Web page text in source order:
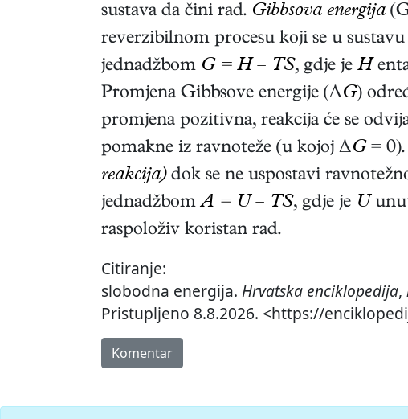
sustava da čini rad. Gibbsova energija
reverzibilnom procesu koji se u
jednadžbom G = H – TS, gdje je H
Promjena Gibbsove energije (ΔG)
promjena pozitivna, reakcija će se
pomakne iz ravnoteže (u kojoj ΔG= 0).
reakcija)dok se ne uspostavi
jednadžbomA = U – TS, gdje je U
raspoloživ koristan rad.
Citiranje:
slobodna energija. Hrvatska enciklopedija,
Pristupljeno 8.8.2026. <https://
Komentar